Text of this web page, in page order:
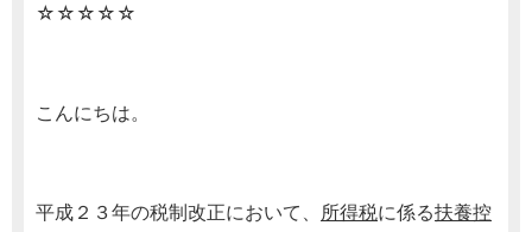
☆☆☆☆☆
こんにちは。
平成２３年の税制改正において、 所得税に係る扶養控